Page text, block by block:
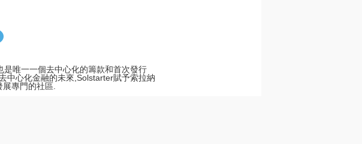
唯一一個去中心化的籌款和首次發行
中心化金融的未來,Solstarter賦予索拉納
專門的社區.